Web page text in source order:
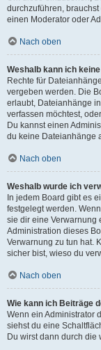
durchzuführen,
einen Moderator oder
Nach oben
Weshalb kann ich
Rechte für
vergeben werden. Die
erlaubt, Dateianhänge
verfassen möchtest,
Du kannst einen
du keine Dateianhänge
Nach oben
Weshalb wurde ich
In jedem Board gibt es
festgelegt werden.
sie dir eine Verwarnung
Administration dieses
Verwarnung zu tun hat.
sicher bist, wieso du
Nach oben
Wie kann ich Beiträge
Wenn ein Administrator
siehst du eine
Du wirst dann durch die